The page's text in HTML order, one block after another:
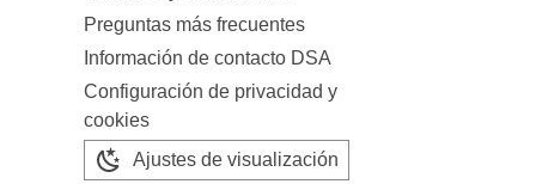
Preguntas más frecuentes
Información de contacto DSA
Configuración de privacidad y
cookies
Ajustes de visualización